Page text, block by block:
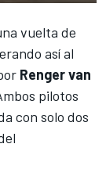
vuelta de
así al
Renger van
pilotos
con solo dos